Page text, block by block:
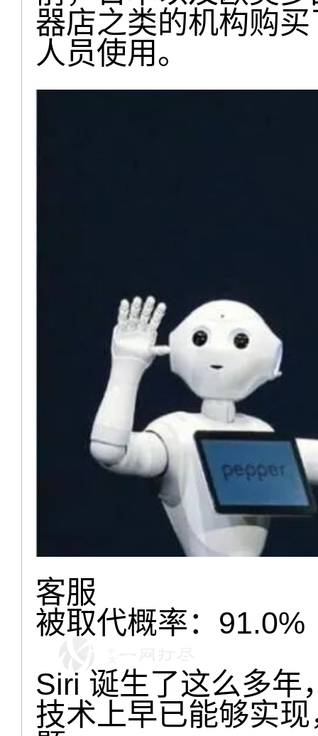
器店之类的机构购
人员使用。
客服
被取代概率：91.0%
Siri 诞生了这么多年
技术上早已能够实